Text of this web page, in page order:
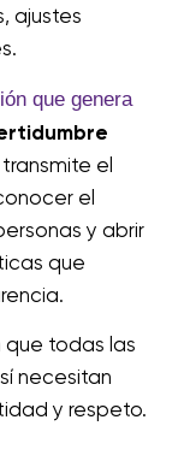
ajustes
que genera
el
el
y abrir
que
que todas las
necesitan
y respeto.